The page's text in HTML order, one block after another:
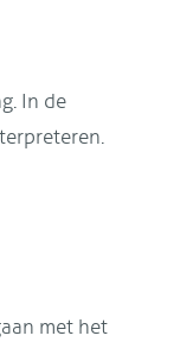
In de
met het